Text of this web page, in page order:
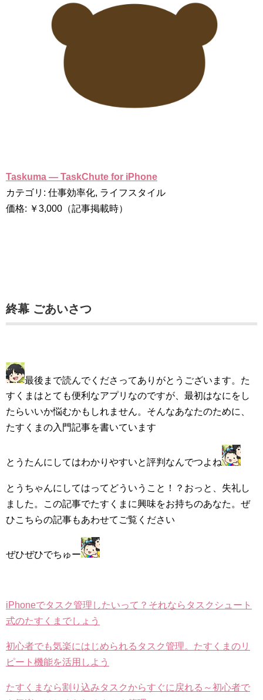
Taskuma — TaskChute for iPhone
カテゴリ: 仕事効率化, ライフスタイル
価格: ￥3,000（記事掲載時）
終幕 ごあいさつ
最後まで読んでくださってありがとうございます。た
すくまはとても便利なアプリなのですが、最初はなにをし
たらいいか悩むかもしれません。そんなあなたのために、
たすくまの入門記事を書いています
とうたんにしてはわかりやすいと評判なんでつよね
とうちゃんにしてはってどういうこと！？おっと、失礼し
ました。この記事でたすくまに興味をお持ちのあなた。ぜ
ひこちらの記事もあわせてご覧ください
ぜひぜひでちゅー
iPhoneでタスク管理したいって？それならタスクシュート
式のたすくまでしょう
初心者でも気楽にはじめられるタスク管理。たすくまのリ
ピート機能を活用しよう
たすくまなら割り込みタスクからすぐに戻れる～初心者で